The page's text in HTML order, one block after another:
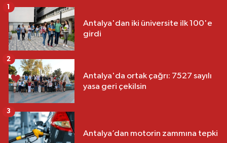
Antalya'dan iki üniversite ilk 100'e
girdi
1
Antalya'da ortak çağrı: 7527 sayılı
yasa geri çekilsin
2
Antalya’dan motorin zammına tepki
3